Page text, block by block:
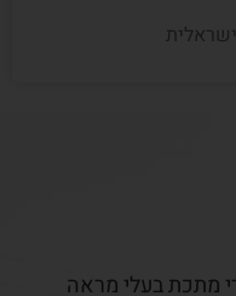
מתכת בעלי מראה